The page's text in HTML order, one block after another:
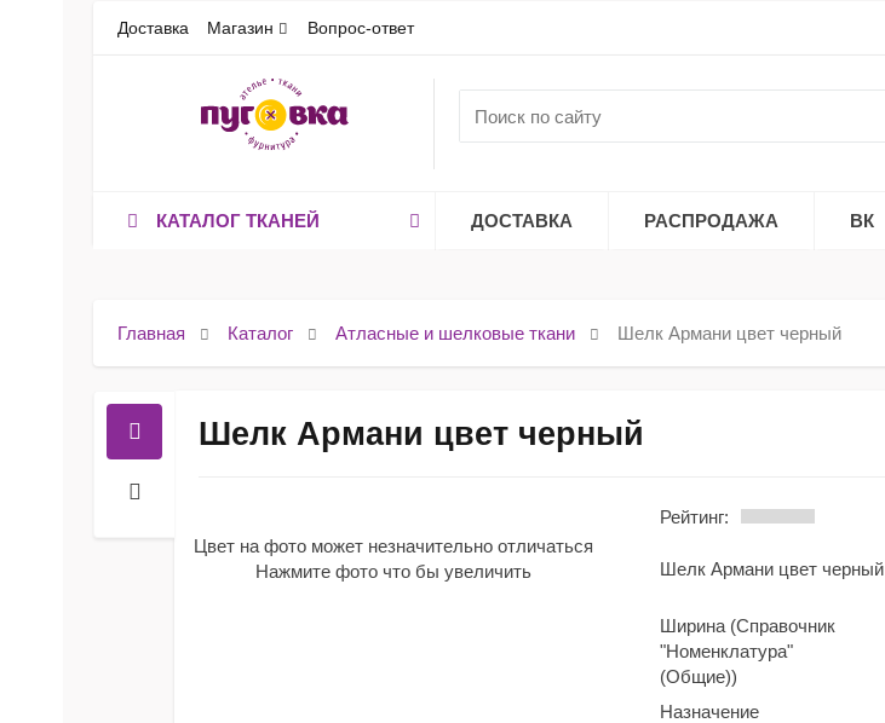
Доставка Магазин Вопрос-ответ
КАТАЛОГ ТКАНЕЙ ДОСТАВКА РАСПРОДАЖА ВК
Главная Каталог Атласные и шелковые ткани Шелк Армани цвет черный
Шелк Армани цвет черный
Цвет на фото может незначительно отличаться
Нажмите фото что бы увеличить
Рейтинг:
Шелк Армани цвет черный
Ширина (Справочник
"Номенклатура"
(Общие))
Назначение